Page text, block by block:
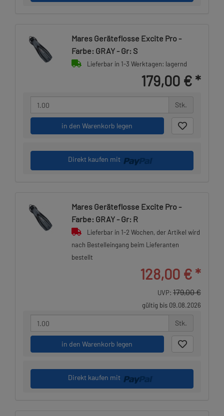
Mares Geräteflosse Excite Pro -
Farbe: GRAY - Gr: S
Lieferbar in 1-3 Werktagen: lagernd
179,00 € *
Stk.
in den Warenkorb legen
Direkt kaufen mit
Mares Geräteflosse Excite Pro -
Farbe: GRAY - Gr: R
Lieferbar in 1-2 Wochen, der Artikel wird
nach Bestelleingang beim Lieferanten
bestellt
128,00 € *
UVP: 179,00 €
gültig bis 09.08.2026
Stk.
in den Warenkorb legen
Direkt kaufen mit